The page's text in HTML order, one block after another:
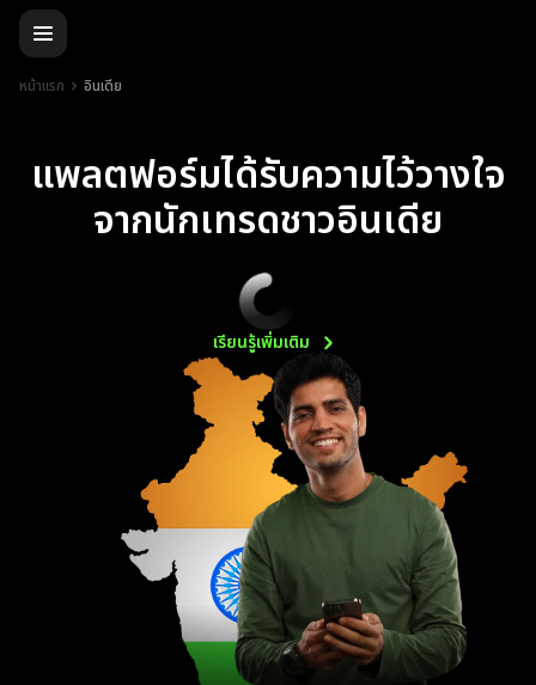
หน้าแรก อินเดีย
แพลตฟอร์มได้รับความไว้วางใจ
จากนักเทรดชาวอินเดีย
เรียนรู้เพิ่มเติม